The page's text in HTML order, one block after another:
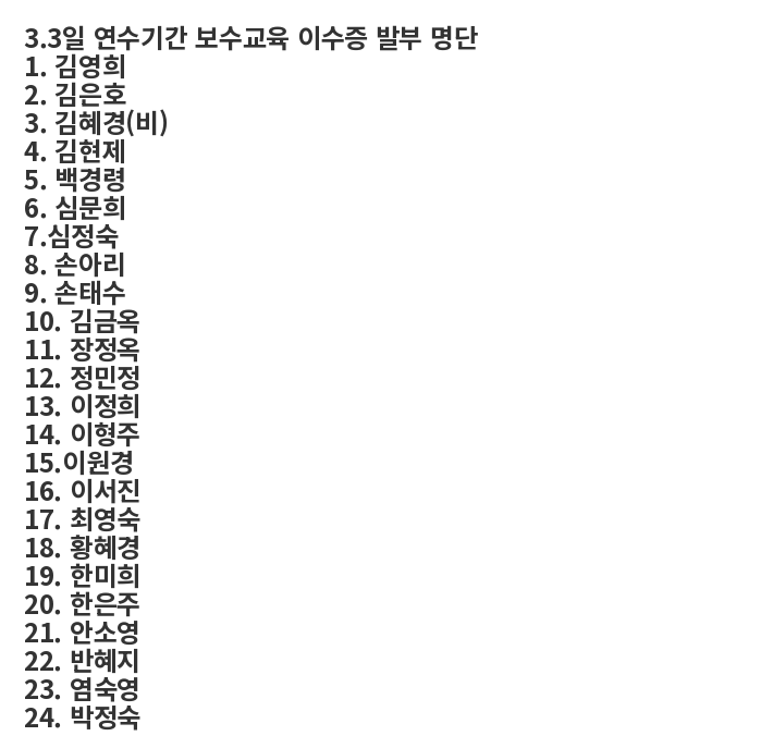
3.3일 연수기간 보수교육 이수증 발부 명단
1. 김영희
2. 김은호
3. 김혜경(비)
4. 김현제
5. 백경령
6. 심문희
7.심정숙
8. 손아리
9. 손태수
10. 김금옥
11. 장정옥
12. 정민정
13. 이정희
14. 이형주
15.이원경
16. 이서진
17. 최영숙
18. 황혜경
19. 한미희
20. 한은주
21. 안소영
22. 반혜지
23. 염숙영
24. 박정숙